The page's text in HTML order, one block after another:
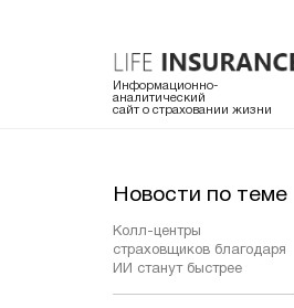
Информационно-
аналитический
сайт о страховании жизни
Новости по теме
Колл-центры
страховщиков благодаря
ИИ станут быстрее